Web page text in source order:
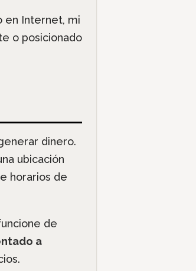
en Internet, mi
o posicionado
dinero.
ubicación
horarios de
de
a